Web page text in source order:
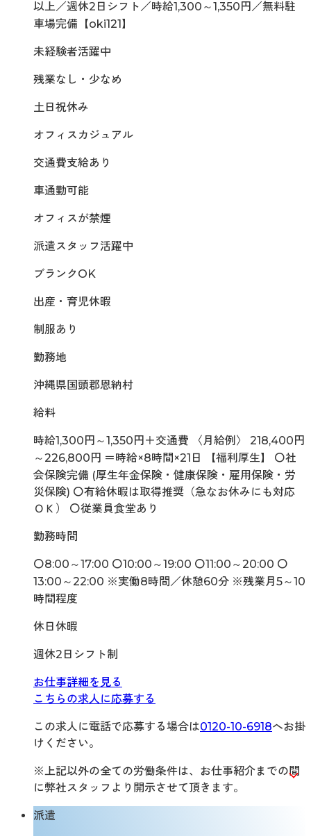
以上／週休2日シフト／時給1,300～1,350円／無料駐
車場完備【oki121】
未経験者活躍中
残業なし・少なめ
土日祝休み
オフィスカジュアル
交通費支給あり
車通勤可能
オフィスが禁煙
派遣スタッフ活躍中
ブランクOK
出産・育児休暇
制服あり
勤務地
沖縄県国頭郡恩納村
給料
時給1,300円～1,350円＋交通費 〈月給例〉 218,400円
～226,800円 ＝時給×8時間×21日 【福利厚生】 〇社
会保険完備 (厚生年金保険・健康保険・雇用保険・労
災保険) 〇有給休暇は取得推奨（急なお休みにも対応
ＯＫ） 〇従業員食堂あり
勤務時間
〇8:00～17:00 〇10:00～19:00 〇11:00～20:00 〇
13:00～22:00 ※実働8時間／休憩60分 ※残業月5～10
時間程度
休日休暇
週休2日シフト制
お仕事詳細を見る
こちらの求人に応募する
この求人に電話で応募する場合は0120-10-6918へお掛
けください。
※上記以外の全ての労働条件は、お仕事紹介までの間
に弊社スタッフより開示させて頂きます。
派遣